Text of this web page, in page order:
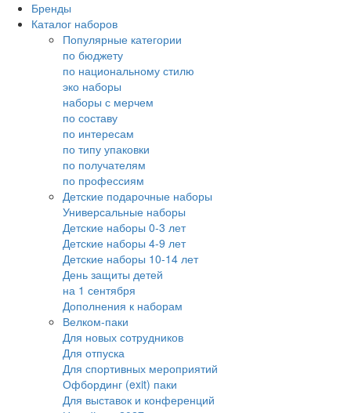
Бренды
Каталог наборов
Популярные категории
по бюджету
по национальному стилю
эко наборы
наборы с мерчем
по составу
по интересам
по типу упаковки
по получателям
по профессиям
Детские подарочные наборы
Универсальные наборы
Детские наборы 0-3 лет
Детские наборы 4-9 лет
Детские наборы 10-14 лет
День защиты детей
на 1 сентября
Дополнения к наборам
Велком-паки
Для новых сотрудников
Для отпуска
Для спортивных мероприятий
Офбординг (exit) паки
Для выставок и конференций